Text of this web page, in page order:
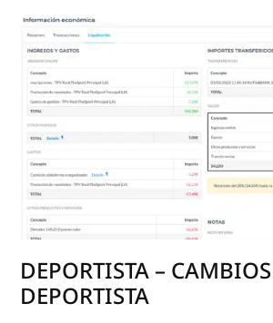
DEPORTISTA –
DEPORTISTA